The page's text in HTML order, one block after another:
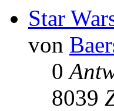
Star
von
0
8039